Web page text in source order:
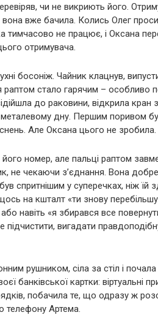
чи не викриють його.
вона вже бачила. Колись Олег
тимчасово не працює, і Оксана
отримувача.
босоніж. Чайник клацнув,
раптом стало гарячим –
до раковини, відкрила
металевому дну. Першим поривом
Але Оксана цього не зробила.
номер, але пальці раптом
не чекаючи з’єднання. Вона
спритнішим у суперечках, ніж їй
на кшталт «ти знову
навіть «я збирався все
підчистити, вигадати
рушником, сіла за стіл і
банківської картки: віртуальні
побачила те, що одразу ж
телефону Артема.